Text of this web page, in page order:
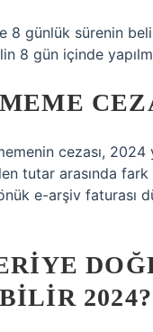
günlük sürenin
8 gün içinde
cezası, 2024
tutar arasında fark
e-arşiv faturası
2024?